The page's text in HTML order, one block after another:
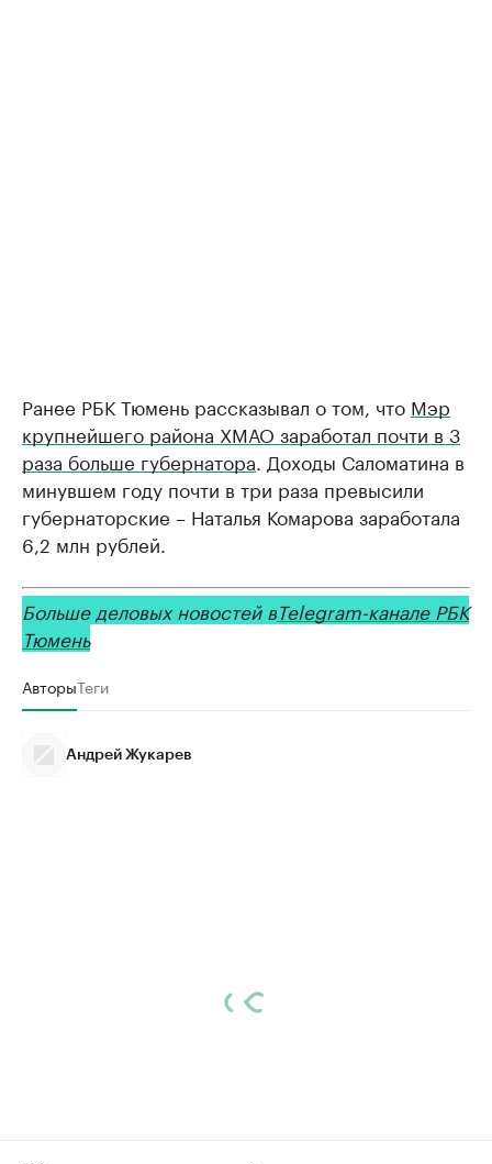
Ранее РБК Тюмень рассказывал о том, что Мэр
крупнейшего района ХМАО заработал почти в 3
раза больше губернатора. Доходы Саломатина в
минувшем году почти в три раза превысили
губернаторские – Наталья Комарова заработала
6,2 млн рублей.
Больше деловых новостей вTelegram-канале РБК
Тюмень
АвторыТеги
Андрей Жукарев